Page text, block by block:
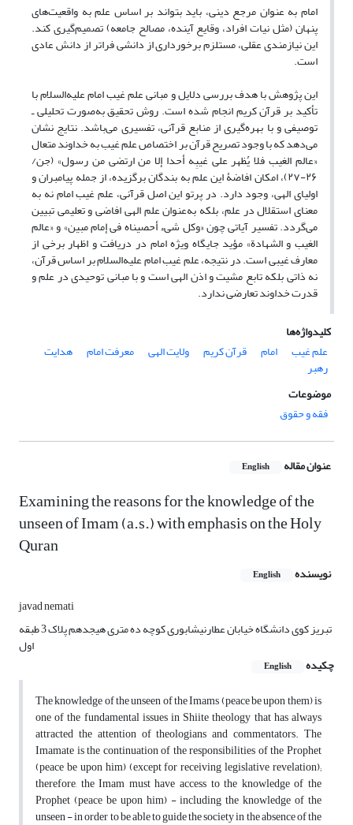
امام به عنوان مرجع دینی، باید بتواند بر اساس علم به واقعیت‌های
پنهان (مثل نیات افراد، وقایع آینده، مصالح جامعه) تصمیم‌گیری کند.
این نیازمندی عقلی، مستلزم برخورداری از دانشی فراتر از دانش عادی
است.
این پژوهش با هدف بررسی دلایل و مبانی علم غیب امام علیه‌السلام با
تأکید بر قرآن کریم انجام شده است. روش تحقیق به‌صورت تحلیلی ـ
توصیفی و با بهره‌گیری از منابع قرآنی، تفسیری می‌باشد. نتایج نشان
می‌دهد که با وجود تصریح قرآن بر اختصاص علم غیب به خداوند متعال
«عالم الغیب فلا یُظهر علی غیبِه أحدا إلا من ارتضی من رسول» (جن/
۲۶-۲۷)، امکان افاضۀ این علم به بندگان برگزیده‌، از جمله پیامبران و
اولیای الهی، وجود دارد. در پرتو این اصل قرآنی، علم غیب امام نه به
‌معنای استقلال در علم، بلکه به‌عنوان علم الهی افاضی و تعلیمی تبیین
می‌گردد. تفسیر آیاتی چون «وکل شیء أحصیناه فی إمام مبین» و «عالم
الغیب و الشهادة» مؤید جایگاه ویژه امام در دریافت و اظهار برخی از
معارف غیبی است. در نتیجه، علم غیب امام علیه‌السلام بر اساس قرآن،
نه ذاتی بلکه تابع مشیت و اذن الهی است و با مبانی توحیدی در علم و
قدرت خداوند تعارضی ندارد.
کلیدواژه‌ها
علم غیب
امام قرآن کریم ولایت الهی معرفت امام هدایت
رهبر
موضوعات
فقه و حقوق
عنوان مقاله English
Examining the reasons for the knowledge of the
unseen of Imam (a.s.) with emphasis on the Holy
Quran
نویسنده English
javad nemati
تبریز کوی دانشگاه خیابان عطارنیشابوری کوچه ده متری هیجدهم پلاک 3 طبقه
اول
چکیده
English
The knowledge of the unseen of the Imams (peace be upon them) is
one of the fundamental issues in Shiite theology that has always
attracted the attention of theologians and commentators. The
Imamate is the continuation of the responsibilities of the Prophet
(peace be upon him) (except for receiving legislative revelation);
therefore, the Imam must have access to the knowledge of the
Prophet (peace be upon him) - including the knowledge of the
unseen - in order to be able to guide the society in the absence of the